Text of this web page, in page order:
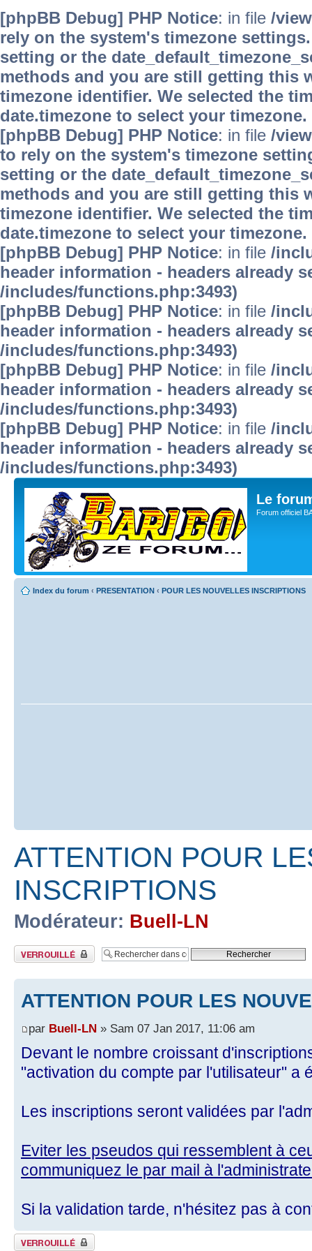
[phpBB Debug] PHP Notice: in file /
rely on the system's timezone
setting or the
methods and you are still getting this
timezone identifier. We selected the
date.timezone to select your timezone.
[phpBB Debug] PHP Notice: in file /
to rely on the system's timezone
setting or the
methods and you are still getting this
timezone identifier. We selected the
date.timezone to select your timezone.
[phpBB Debug] PHP Notice: in file /
header information - headers already
/includes/functions.php:3493)
[phpBB Debug] PHP Notice: in file /
header information - headers already
/includes/functions.php:3493)
[phpBB Debug] PHP Notice: in file /
header information - headers already
/includes/functions.php:3493)
[phpBB Debug] PHP Notice: in file /
header information - headers already
/includes/functions.php:3493)
Le
Forum officiel
Index du forum ‹ PRESENTATION ‹ POUR LES NOUVELLES INSCRIPTIONS
ATTENTION POUR
INSCRIPTIONS
Modérateur: Buell-LN
Sujet verrouillé
ATTENTION POUR LES
par Buell-LN » Sam 07 Jan 2017, 11:06 am
Devant le nombre croissant
"activation du compte par l'utilisateur" a
Les inscriptions seront validées par
Eviter les pseudos qui ressemblent à
communiquez le par mail à
Si la validation tarde, n'hésitez pas à
Sujet verrouillé